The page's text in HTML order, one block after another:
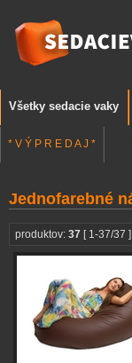
Všetky sedacie vaky
* V Ý P R E D A J *
Jednofarebné
produktov: 37 [ 1-37/37 ]